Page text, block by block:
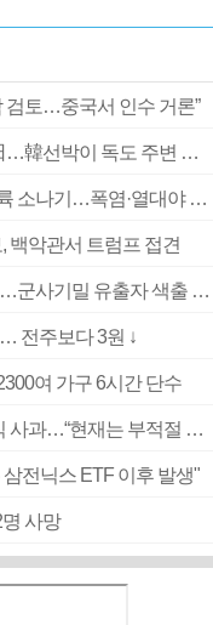
검토…중국서 인수 거론”
[속보] 여전히 ‘독도는 우리땅’ 외치는 日…韓선박이 독도 주변 해양조사 활동하자 반발
부산 울산 경남 구름 많고 경남 북서내륙 소나기…폭염·열대야 계속
백악관서 트럼프 접견
‘탄약 부족 사태’ 보도에 격노한 트럼프…군사기밀 유출자 색출 지시
전주보다 3원 ↓
여 가구 6시간 단수
[속보] ‘심판 성접대’ 논란 축구협회 공식 사과…“현재는 부적절 행위 없어”
전닉스 ETF 이후 발생"
사망